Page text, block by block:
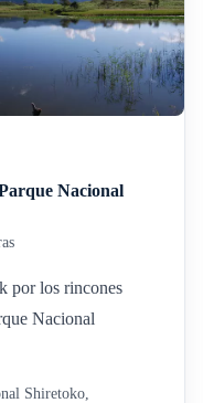
Nacional
por los rincones
Nacional
Shiretoko,